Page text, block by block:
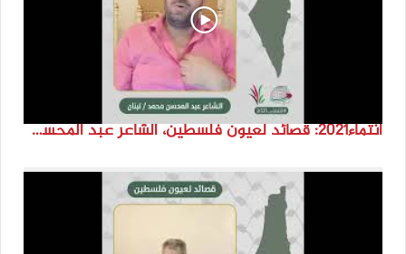
انتماء2021: قصائد لعيون فلسطين، الشاعر عبد المحسن محمد، لبنان